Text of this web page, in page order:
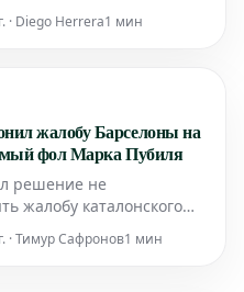
камбэка против Атлетико
говорит о том, что
чем кажется на
· Diego Herrera1 мин
жалобу Барселоны на
фол Марка Пубиля
решение не
жалобу каталонского
мяча в руку
· Тимур Сафронов1 мин